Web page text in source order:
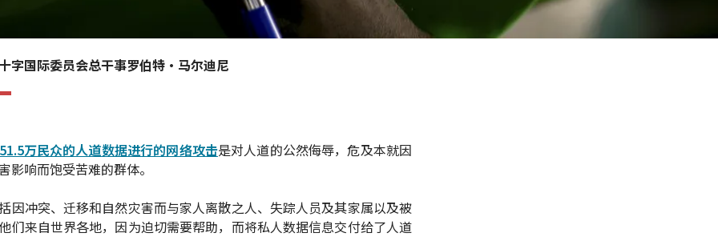
字国际委员会总干事罗伯特·马尔迪尼
万民众的人道数据进行的网络攻击是对人道的公然侮辱，危及本就因
影响而饱受苦难的群体。
因冲突、迁移和自然灾害而与家人离散之人、失踪人员及其家属以及被
们来自世界各地，因为迫切需要帮助，而将私人数据信息交付给了人道